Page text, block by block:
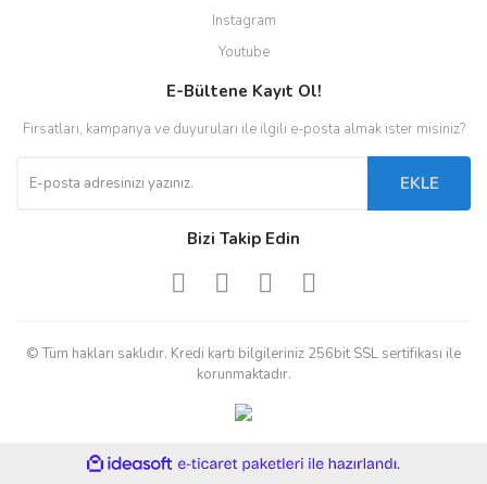
Instagram
Youtube
E-Bültene Kayıt Ol!
Fırsatları, kampanya ve duyuruları ile ilgili e-posta almak ister misiniz?
EKLE
Bizi Takip Edin
© Tüm hakları saklıdır. Kredi kartı bilgileriniz 256bit SSL sertifikası ile
korunmaktadır.
ideasoft
e-